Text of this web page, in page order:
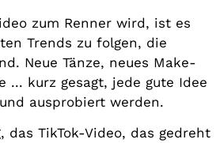
zum Renner wird, ist es
Trends zu folgen, die
Neue Tänze, neues Make-
... kurz gesagt, jede gute Idee
ausprobiert werden.
das TikTok-Video, das gedreht